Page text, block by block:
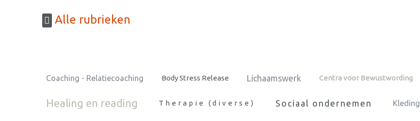
Alle rubrieken
Coaching - Relatiecoaching Body Stress Release Lichaamswerk Centra voor Bewustwording
Healing en reading Therapie (diverse) Sociaal ondernemen Kleding